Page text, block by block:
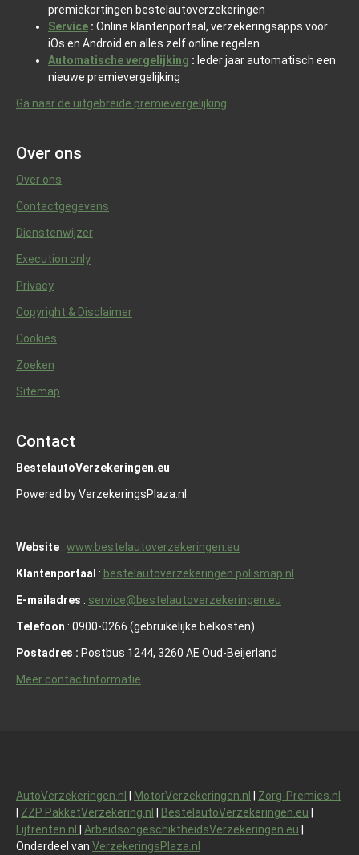
premiekortingen bestelautoverzekeringen
Service : Online klantenportaal, verzekeringsapps voor
iOs en Android en alles zelf online regelen
Automatische vergelijking : Ieder jaar automatisch een
nieuwe premievergelijking
Ga naar de uitgebreide premievergelijking
Over ons
Over ons
Contactgegevens
Dienstenwijzer
Execution only
Privacy
Copyright & Disclaimer
Cookies
Zoeken
Sitemap
Contact
BestelautoVerzekeringen.eu
Powered by VerzekeringsPlaza.nl
Website : www.bestelautoverzekeringen.eu
Klantenportaal : bestelautoverzekeringen.polismap.nl
E-mailadres : service@bestelautoverzekeringen.eu
Telefoon : 0900-0266 (gebruikelijke belkosten)
Postadres : Postbus 1244, 3260 AE Oud-Beijerland
Meer contactinformatie
AutoVerzekeringen.nl MotorVerzekeringen.nl
Zorg-Premies.nl
ZZP PakketVerzekering.nl BestelautoVerzekeringen.eu
Lijfrenten.nl
ArbeidsongeschiktheidsVerzekeringen.eu
Onderdeel van VerzekeringsPlaza.nl